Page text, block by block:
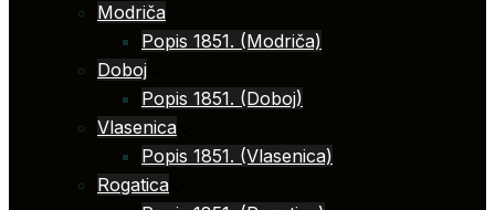
Modriča
Popis 1851. (Modriča)
Doboj
Popis 1851. (Doboj)
Vlasenica
Popis 1851. (Vlasenica)
Rogatica